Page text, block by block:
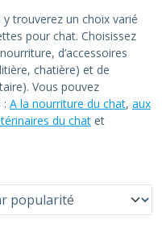
trouverez un choix varié
pour chat. Choisissez
d’accessoires
chatière) et de
Vous pouvez
: A la nourriture du chat, aux
du chat et